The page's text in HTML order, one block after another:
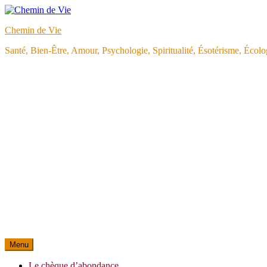
Aller
contenu
Chemin de Vie
Santé, Bien-Être, Amour, Psychologie, Spiritualité, Ésotérisme,
Menu